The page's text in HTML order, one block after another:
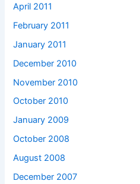
April 2011
February 2011
January 2011
December 2010
November 2010
October 2010
January 2009
October 2008
August 2008
December 2007